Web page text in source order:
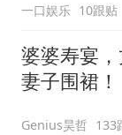
把车钥匙
一口娱乐 10跟贴
婆婆寿宴
妻子围裙！
Genius昊哲 133